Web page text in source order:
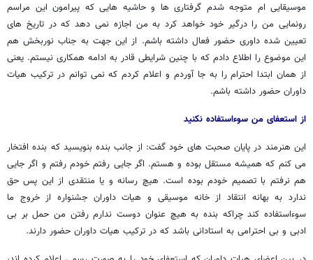
موسیقایی ام متوجه شدم گرفتاری ها و حاشیه هایی که پیرامون این مراسم
رونمایی من را درگیر خود خواهد کرد به من اجازه نمی دهد که در تاریخ های
تعیین شده داوری حضور فعال داشته باشم. از این جهت به جناب نوربخش هم
این موضوع را اطلاع دادم که با چنین شرایطی قادر به ادامه همکاری نیستم. یعنی
از همان ابتدا احترام را به جا آوردم و اعلام کردم که نمی توانم در ترکیب هیات
داوران حضور داشته باشم.
از استعفای من سوءاستفاده نکنید
این هنرمند در پایان صحبت های خود گفت: از جانب بنده بنویسید که بنده افتخار
می کنم که همیشه مستقل بوده و هستم. اگر جایی رفتم خودم رفتم و اگر جایی
هم نرفتم با تصمیم خودم بوده است. هیچ رسانه و یا منتقدی از این پس حق
ندارد به بهانه انتقاد از خانه موسیقی و هیات داوران جشنواره از خروج ما
سوءاستفاده کند چراکه بنده به هیچ عنوان دوست ندارم رفتن من حمل بر بی
ادبی و بی احترامی به استادانی باشد که در ترکیب هیات داوران حضور دارند.